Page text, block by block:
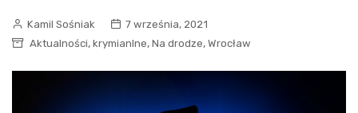
Kamil Sośniak
7 września, 2021
Aktualności, krymianlne, Na drodze, Wrocław